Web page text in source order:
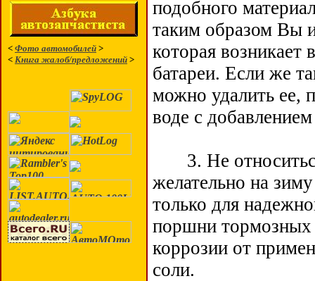
< Фото автомобилей >
< Книга жалоб/предложений >
подобного
таким образом Вы
которая возникает
батареи. Если же
можно удалить ее,
воде с
3. Не
желательно на
только для
поршни тормозных
коррозии от
соли.